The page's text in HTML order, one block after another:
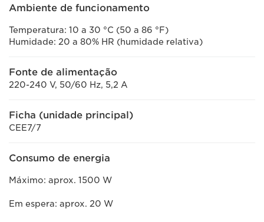
Ambiente de funcionamento
Temperatura: 10 a 30 °C (50 a 86 °F)
Humidade: 20 a 80% HR (humidade relativa)
Fonte de alimentação
220-240 V, 50/60 Hz, 5,2 A
Ficha (unidade principal)
CEE7/7
Consumo de energia
Máximo: aprox. 1500 W
Em espera: aprox. 20 W